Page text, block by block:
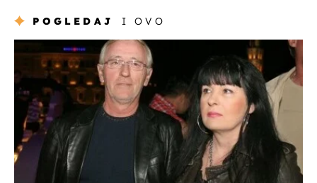
POGLEDAJ I OVO